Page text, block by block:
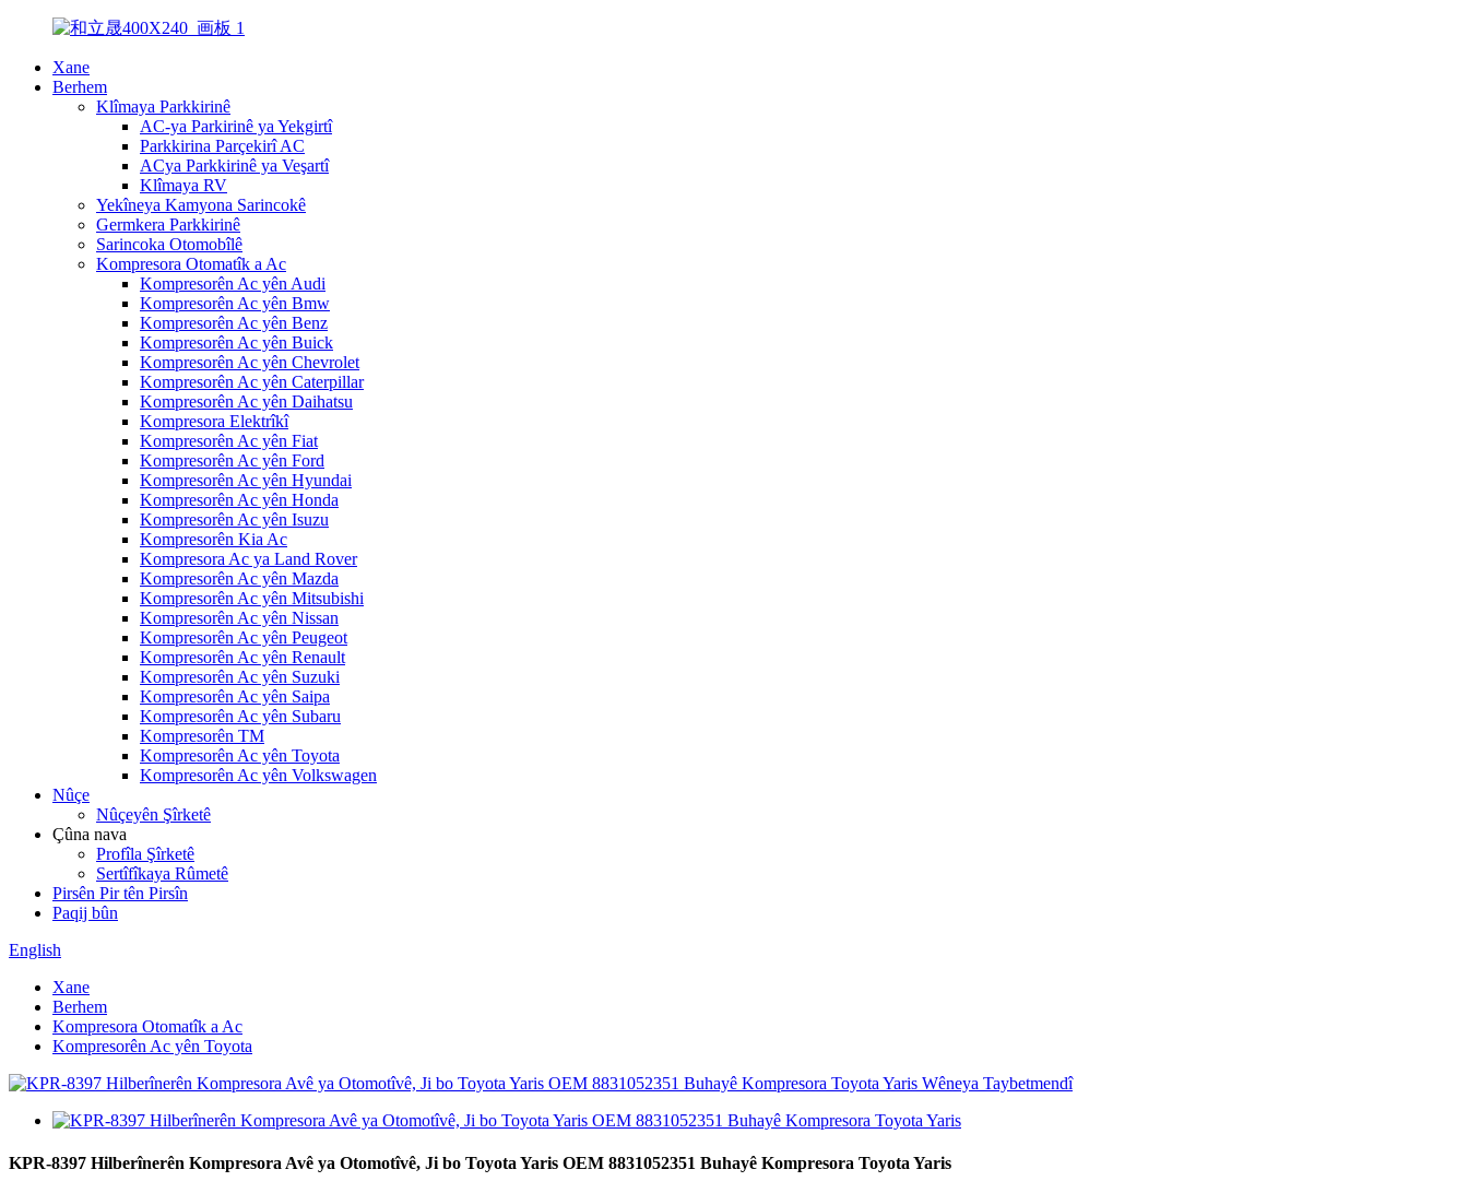
Xane
Berhem
Klîmaya Parkkirinê
AC-ya Parkirinê ya Yekgirtî
Parkkirina Parçekirî AC
ACya Parkkirinê ya Veşartî
Klîmaya RV
Yekîneya Kamyona Sarincokê
Germkera Parkkirinê
Sarincoka Otomobîlê
Kompresora Otomatîk a Ac
Kompresorên Ac yên Audi
Kompresorên Ac yên Bmw
Kompresorên Ac yên Benz
Kompresorên Ac yên Buick
Kompresorên Ac yên Chevrolet
Kompresorên Ac yên Caterpillar
Kompresorên Ac yên Daihatsu
Kompresora Elektrîkî
Kompresorên Ac yên Fiat
Kompresorên Ac yên Ford
Kompresorên Ac yên Hyundai
Kompresorên Ac yên Honda
Kompresorên Ac yên Isuzu
Kompresorên Kia Ac
Kompresora Ac ya Land Rover
Kompresorên Ac yên Mazda
Kompresorên Ac yên Mitsubishi
Kompresorên Ac yên Nissan
Kompresorên Ac yên Peugeot
Kompresorên Ac yên Renault
Kompresorên Ac yên Suzuki
Kompresorên Ac yên Saipa
Kompresorên Ac yên Subaru
Kompresorên TM
Kompresorên Ac yên Toyota
Kompresorên Ac yên Volkswagen
Nûçe
Nûçeyên Şîrketê
Çûna nava
Profîla Şîrketê
Sertîfîkaya Rûmetê
Pirsên Pir tên Pirsîn
Paqij bûn
English
Xane
Berhem
Kompresora Otomatîk a Ac
Kompresorên Ac yên Toyota
KPR-8397 Hilberînerên Kompresora Avê ya Otomotîvê, Ji bo Toyota Yaris OEM 8831052351 Buhayê Kompresora Toyota Yaris